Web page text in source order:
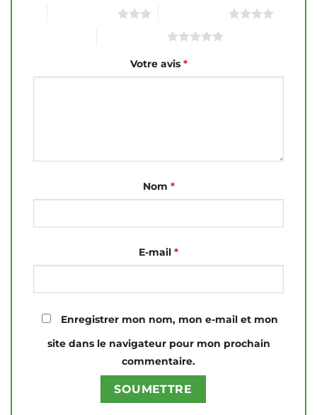
Votre avis *
Nom *
E-mail *
Enregistrer mon nom, mon e-mail et mon
site dans le navigateur pour mon prochain
commentaire.